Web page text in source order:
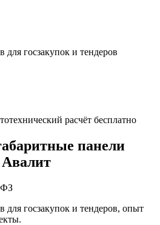
госзакупок и тендеров
расчёт бесплатно
панели
ФЗ
госзакупок и тендеров, опыт